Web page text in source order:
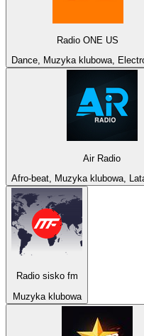
Radio ONE US
Dance, Muzyka klubowa,
Air Radio
Afro-beat, Muzyka klubowa,
Radio sisko fm
Muzyka klubowa